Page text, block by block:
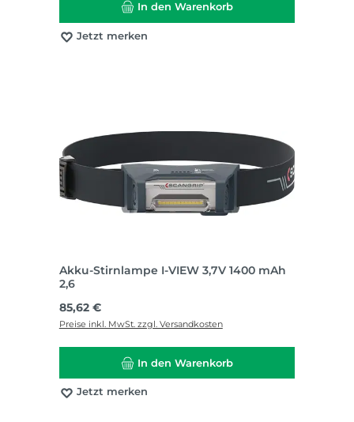
In den Warenkorb
Jetzt merken
Akku-Stirnlampe I-VIEW 3,7V 1400 mAh
2,6
Regulärer Preis:
85,62 €
Preise inkl. MwSt. zzgl. Versandkosten
In den Warenkorb
Jetzt merken